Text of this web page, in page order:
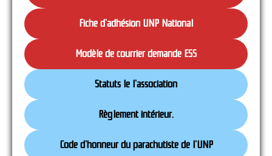
Fiche d’adhésion UNP National
Modèle de courrier demande ESS
Statuts le l’association
Règlement intérieur.
Code d’honneur du parachutiste de l’UNP